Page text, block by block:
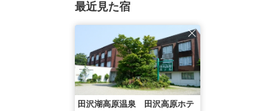
最近見た宿
田沢湖高原温泉 田沢高原ホテ